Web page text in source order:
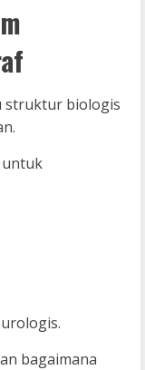
struktur biologis
untuk
bagaimana